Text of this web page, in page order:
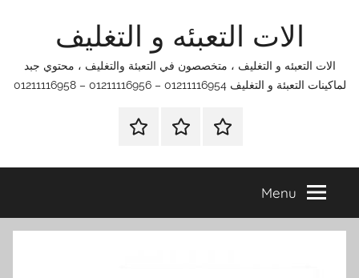
الات التعبئه و التغليف
الات التعبئه و التغليف ، متخصصون في التعبئة والتغليف ، محتوي جبد
لماكينات التعبئة و التغليف 01211116954 – 01211116956 – 01211116958
الرئيسيةاتصل
اتـصـل
في
التي
Menu